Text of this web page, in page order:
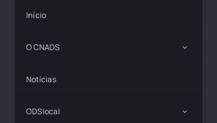
Início
O CNADS
Notícias
ODSlocal